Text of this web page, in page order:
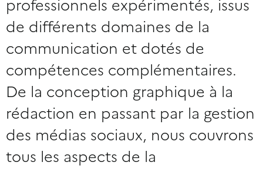
professionnels expérimentés, issus
de différents domaines de la
communication et dotés de
compétences complémentaires.
De la conception graphique à la
rédaction en passant par la gestion
des médias sociaux, nous couvrons
tous les aspects de la